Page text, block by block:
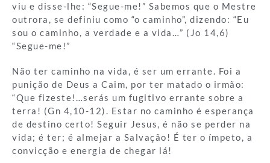
viu e disse-lhe: “Segue-me!” Sabemos que o Mestre
outrora, se definiu como “o caminho”, dizendo: “Eu
sou o caminho, a verdade e a vida…” (Jo 14,6)
“Segue-me!”
Não ter caminho na vida, é ser um errante. Foi a
punição de Deus a Caim, por ter matado o irmão:
“Que fizeste!…serás um fugitivo errante sobre a
terra! (Gn 4,10-12). Estar no caminho é esperança
de destino certo! Seguir Jesus, é não se perder na
vida; é ter; é almejar a Salvação! É ter o ímpeto, a
convicção e energia de chegar lá!